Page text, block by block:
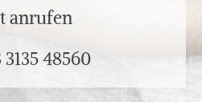
anrufen
3135 48560